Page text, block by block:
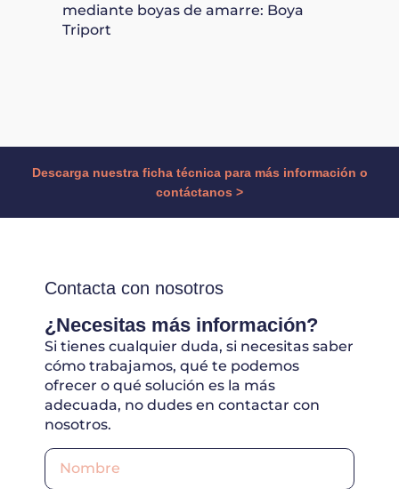
mediante boyas de amarre: Boya
Triport
Descarga nuestra ficha técnica para más información o
contáctanos >
Contacta con nosotros
¿Necesitas más información?
Si tienes cualquier duda, si necesitas saber
cómo trabajamos, qué te podemos
ofrecer o qué solución es la más
adecuada, no dudes en contactar con
nosotros.